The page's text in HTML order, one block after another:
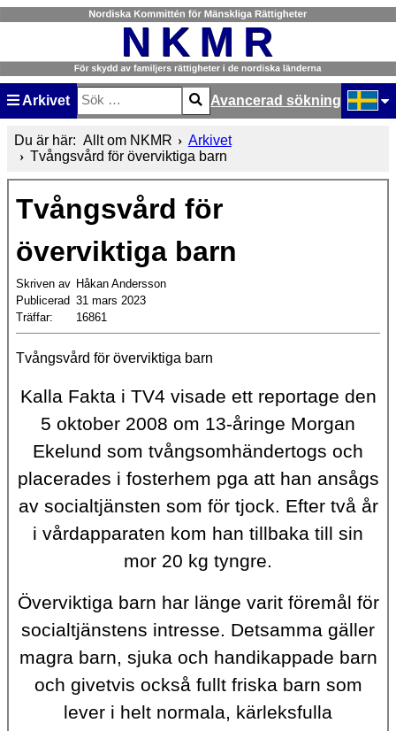
Arkivet
Sök
Type 2 or more characters for results.
Avancerad sökning
Du är här: Allt om NKMR
Arkivet
Tvångsvård för överviktiga barn
Tvångsvård för
överviktiga barn
Skriven av Håkan Andersson
Publicerad 31 mars 2023
Träffar:
16861
Tvångsvård för överviktiga barn
Kalla Fakta i TV4 visade ett reportage den
5 oktober 2008 om 13-åringe Morgan
Ekelund som tvångsomhändertogs och
placerades i fosterhem pga att han ansågs
av socialtjänsten som för tjock. Efter två år
i vårdapparaten kom han tillbaka till sin
mor 20 kg tyngre.
Överviktiga barn har länge varit föremål för
socialtjänstens intresse. Detsamma gäller
magra barn, sjuka och handikappade barn
och givetvis också fullt friska barn som
lever i helt normala, kärleksfulla